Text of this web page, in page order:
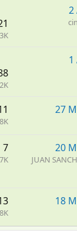
2
1
8K
27
7
7K
20
JUAN
8K
18